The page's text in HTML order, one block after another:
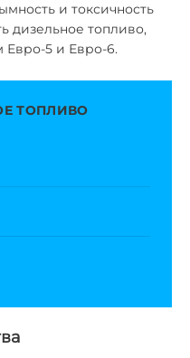
и токсичность
дизельное топливо,
Евро-5 и Евро-6.
ТОПЛИВО